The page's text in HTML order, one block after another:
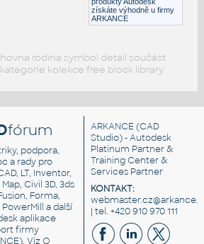
získáte výhodně u firmy
ARKANCE
rodina symbol detail součást
kolekce free block library
fórum
podpora,
a rady pro
LT, Inventor,
Civil 3D, 3ds
Forma,
PowerMill a další
aplikace
firmy
VizO
ARKANCE (CAD
Studio) - Autodesk
Platinum Partner &
Training Center &
Services Partner
KONTAKT:
| tel. +420 910 970 111